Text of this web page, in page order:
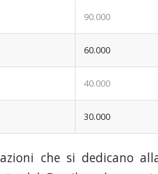
90.000
60.000
40.000
30.000
che si dedicano